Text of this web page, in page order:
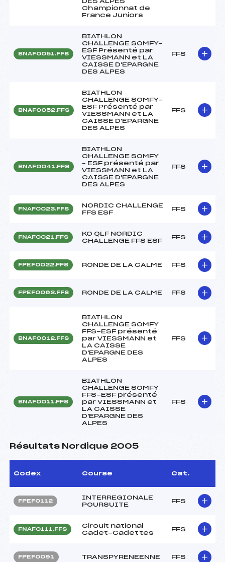
Championnat de
France Juniors
BNAF0051.FFS
BIATHLON
CHALLENGE SOMFY-
ESF Présenté par
VIESSMANN et LA
CAISSE D'EPARGNE
DES ALPES
FFS
BNAF0052.FFS
BIATHLON
CHALLENGE SOMFY-
ESF Présenté par
VIESSMANN et LA
CAISSE D'EPARGNE
DES ALPES
FFS
BNAF0041.FFS
BIATHLON
CHALLENGE SOMFY
– ESF présenté par
VIESSMANN et LA
CAISSE D'EPARGNE
DES ALPES
FFS
FNAF0023.FFS
NORDIC CHALLENGE
FFS ESF
FFS
FNAF0021.FFS
KO QLF NORDIC
CHALLENGE FFS ESF
FFS
FPEF0022.FFS RONDE DE LA CALME FFS
FPEF0062.FFS RONDE DE LA CALME FFS
BNAF0012.FFS
BIATHLON
CHALLENGE SOMFY
FFS-ESF présenté
par VIESSMANN et
LA CAISSE
D'EPARGNE DES
ALPES
FFS
BNAF0011.FFS
BIATHLON
CHALLENGE SOMFY
FFS-ESF présenté
par VIESSMANN et
LA CAISSE
D'EPARGNE DES
ALPES
FFS
Résultats Nordique 2005
Codex Course Cat.
FPEF0112
INTERREGIONALE
POURSUITE
FFS
FNAF0111.FFS
Circuit national
Cadet-Cadettes
FFS
FPEF0091 TRANSPYRENEENNE FFS